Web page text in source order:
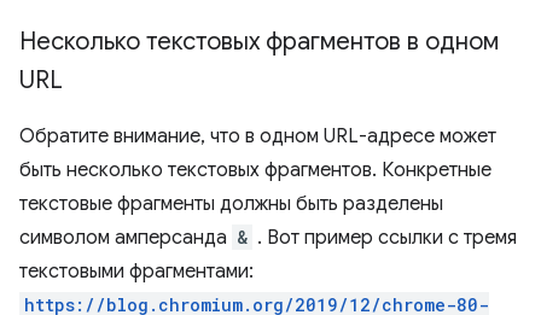
Несколько текстовых фрагментов в одном
URL
Обратите внимание, что в одном URL-адресе может
быть несколько текстовых фрагментов. Конкретные
текстовые фрагменты должны быть разделены
символом амперсанда & . Вот пример ссылки с тремя
текстовыми фрагментами:
https://blog.chromium.org/2019/12/chrome-80-